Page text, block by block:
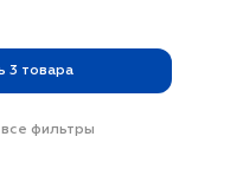
3 товара
фильтры